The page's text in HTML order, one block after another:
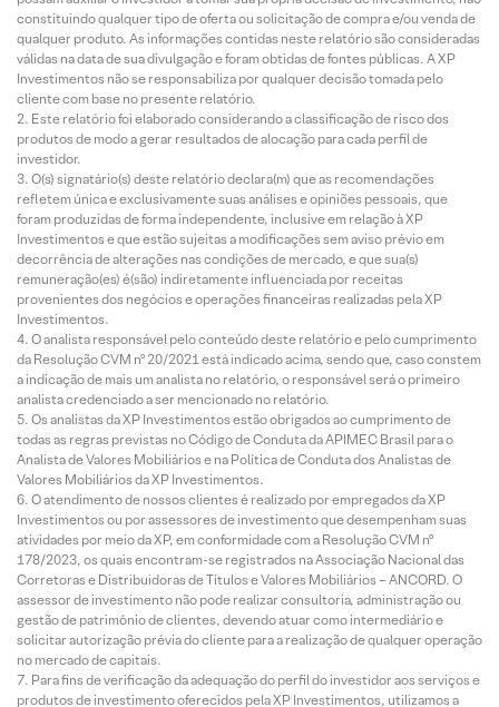
constituindo qualquer tipo de oferta ou solicitação de compra e/ou venda de
qualquer produto. As informações contidas neste relatório são consideradas
válidas na data de sua divulgação e foram obtidas de fontes públicas. A XP
Investimentos não se responsabiliza por qualquer decisão tomada pelo
cliente com base no presente relatório.
Este relatório foi elaborado considerando a classificação de risco dos
produtos de modo a gerar resultados de alocação para cada perfil de
investidor.
O(s) signatário(s) deste relatório declara(m) que as recomendações
refletem única e exclusivamente suas análises e opiniões pessoais, que
foram produzidas de forma independente, inclusive em relação à XP
Investimentos e que estão sujeitas a modificações sem aviso prévio em
decorrência de alterações nas condições de mercado, e que sua(s)
remuneração(es) é(são) indiretamente influenciada por receitas
provenientes dos negócios e operações financeiras realizadas pela XP
Investimentos.
O analista responsável pelo conteúdo deste relatório e pelo cumprimento
da Resolução CVM nº 20/2021 está indicado acima, sendo que, caso constem
a indicação de mais um analista no relatório, o responsável será o primeiro
analista credenciado a ser mencionado no relatório.
Os analistas da XP Investimentos estão obrigados ao cumprimento de
todas as regras previstas no Código de Conduta da APIMEC Brasil para o
Analista de Valores Mobiliários e na Política de Conduta dos Analistas de
Valores Mobiliários da XP Investimentos.
O atendimento de nossos clientes é realizado por empregados da XP
Investimentos ou por assessores de investimento que desempenham suas
atividades por meio da XP, em conformidade com a Resolução CVM nº
178/2023, os quais encontram-se registrados na Associação Nacional das
Corretoras e Distribuidoras de Títulos e Valores Mobiliários – ANCORD. O
assessor de investimento não pode realizar consultoria, administração ou
gestão de patrimônio de clientes, devendo atuar como intermediário e
solicitar autorização prévia do cliente para a realização de qualquer operação
no mercado de capitais.
Para fins de verificação da adequação do perfil do investidor aos serviços e
produtos de investimento oferecidos pela XP Investimentos, utilizamos a